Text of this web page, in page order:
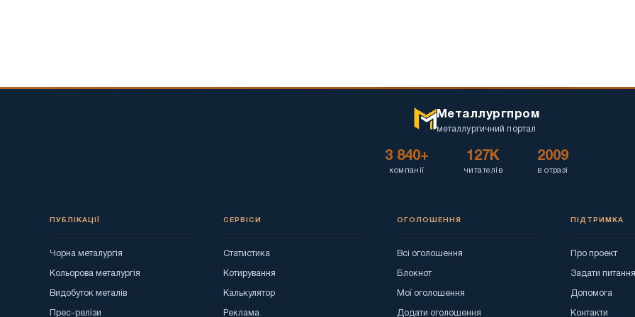
Металлургпром
металлургичний портал
3 840+
компанії
127K
читателів
2009
в отразі
ПУБЛІКАЦІЇ
Чорна металургія
Кольорова металургія
Видобуток металів
Прес-релізи
СЕРВІСИ
Статистика
Котирування
Калькулятор
Реклама
ОГОЛОШЕННЯ
Всі оголошення
Блокнот
Мої оголошення
Додати оголошення
ПІДТРИМКА
Про проект
Задати питання
Допомога
Контакти